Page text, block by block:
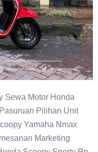
Sewa Motor Honda
Pilihan Unit
Yamaha Nmax
Marketing